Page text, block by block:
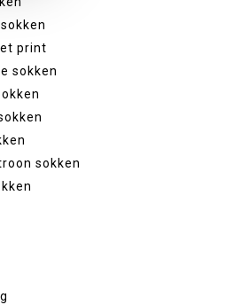
print
sokken
sokken